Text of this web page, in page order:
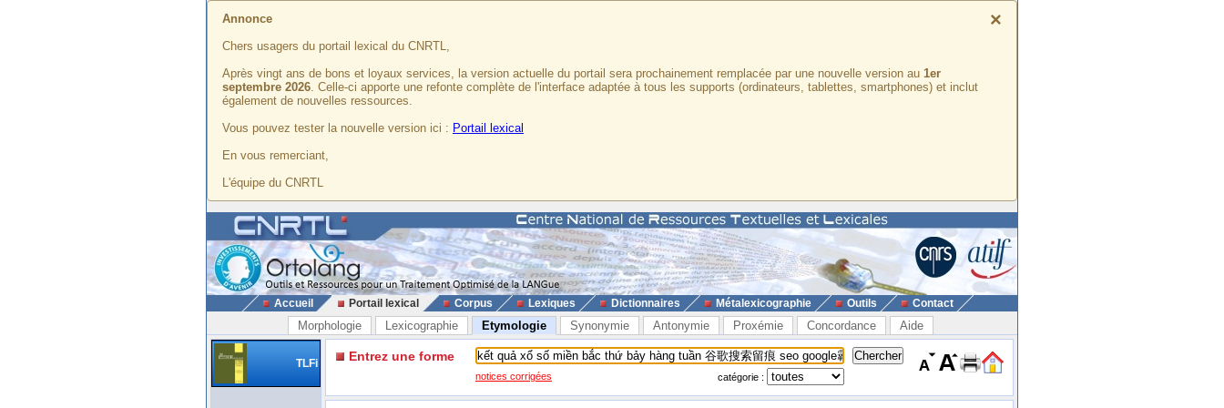
×
Annonce
Chers usagers du portail lexical du CNRTL,
Après vingt ans de bons et loyaux services, la version actuelle du portail sera prochainement remplacée par une nouvelle version au 1er
septembre 2026. Celle-ci apporte une refonte complète de l'interface adaptée à tous les supports (ordinateurs, tablettes, smartphones) et inclut
également de nouvelles ressources.
Vous pouvez tester la nouvelle version ici : Portail lexical
En vous remerciant,
L'équipe du CNRTL
Accueil Portail lexical Corpus Lexiques Dictionnaires Métalexicographie Outils Contact
Morphologie Lexicographie Etymologie Synonymie Antonymie Proxémie Concordance Aide
TLFi Entrez une forme
notices corrigées catégorie :